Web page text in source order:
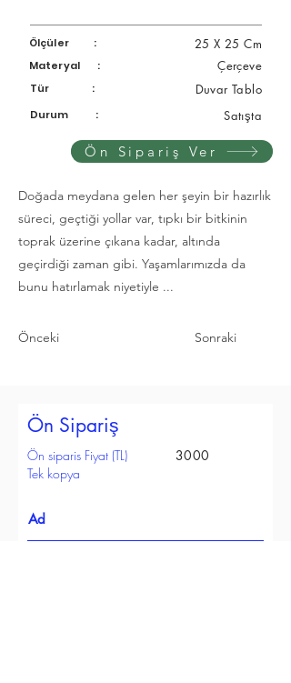
Ölçüler :
Materyal :
Tür :
Durum :
25 X 25 Cm
Çerçeve
Duvar Tablo
Satışta
Ön Sipariş Ver
Doğada meydana gelen her şeyin bir hazırlık
süreci, geçtiği yollar var, tıpkı bir bitkinin
toprak üzerine çıkana kadar, altında
geçirdiği zaman gibi. Yaşamlarımızda da
bunu hatırlamak niyetiyle ...
Önceki Sonraki
Ön Sipariş
Ön siparis Fiyat (TL)
Tek kopya
3000